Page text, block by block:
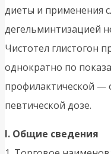
диеты и применения
дегельминтизацией
Чистотел глистогон
однократно по
профилактической —
певтической дозе.
I. Общие сведения